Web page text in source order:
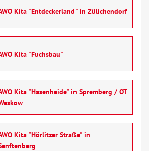
Kita "Entdeckerland" in Zülichendorf
Kita "Fuchsbau"
Kita "Hasenheide" in Spremberg / OT
Kita "Hörlitzer Straße" in